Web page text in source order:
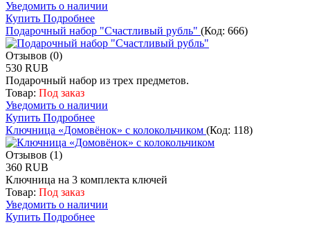
Уведомить о наличии
Купить Подробнее
Подарочный набор "Счастливый рубль" (Код: 666)
Отзывов (0)
530 RUB
Подарочный набор из трех предметов.
Товар: Под заказ
Уведомить о наличии
Купить Подробнее
Ключница «Домовёнок» с колокольчиком (Код: 118)
Отзывов (1)
360 RUB
Ключница на 3 комплекта ключей
Товар: Под заказ
Уведомить о наличии
Купить Подробнее